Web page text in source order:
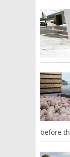
before